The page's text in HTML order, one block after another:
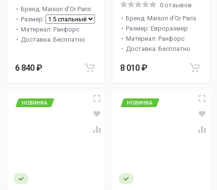
Бренд: Maison d'Or Paris
Размер:
Материал: Ранфорс
Доставка: Бесплатно
6 840 ₽
0 отзывов
Бренд: Maison d'Or Paris
Размер: Евроразмер
Материал: Ранфорс
Доставка: Бесплатно
8 010 ₽
НОВИНКА НОВИНКА